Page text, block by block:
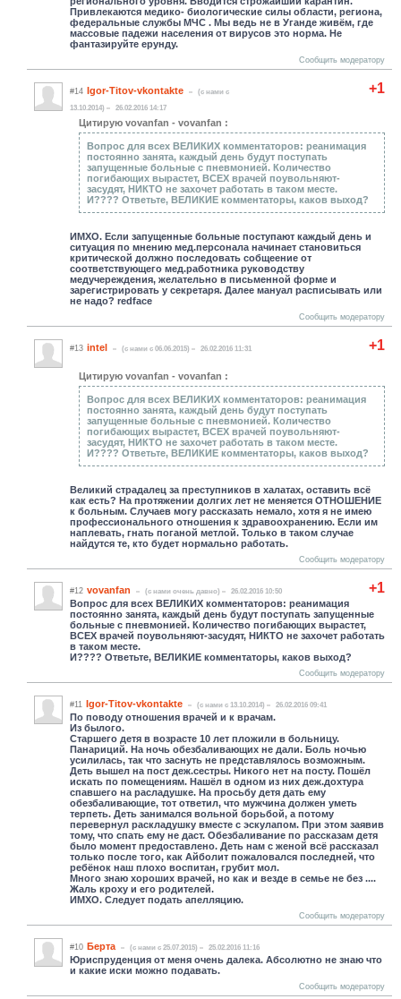
Привлекаются медико- биологические силы области, региона,
федеральные службы МЧС . Мы ведь не в Уганде живём, где
массовые падежи населения от вирусов это норма. Не
фантазируйте ерунду.
Сообщить модератору
+1
#14 Igor-Titov-vkontakte
(c нами с
13.10.2014)
26.02.2016 14:17
Цитирую vovanfan - vovanfan :
Вопрос для всех ВЕЛИКИХ комментаторов: реанимация
постоянно занята, каждый день будут поступать
запущенные больные с пневмонией. Количество
погибающих вырастет, ВСЕХ врачей поувольняют-
засудят, НИКТО не захочет работать в таком месте.
И???? Ответьте, ВЕЛИКИЕ комментаторы, каков выход?
ИМХО. Если запущенные больные поступают каждый день и
ситуация по мнению мед.персонала начинает становиться
критической должно последовать собщеение от
соответствующего мед.работника руководству
медучереждения, желательно в письменной форме и
зарегистрировать у секретаря. Далее мануал расписывать или
не надо? redface
Сообщить модератору
+1
#13 intel (c нами с 06.06.2015) 26.02.2016 11:31
Цитирую vovanfan - vovanfan :
Вопрос для всех ВЕЛИКИХ комментаторов: реанимация
постоянно занята, каждый день будут поступать
запущенные больные с пневмонией. Количество
погибающих вырастет, ВСЕХ врачей поувольняют-
засудят, НИКТО не захочет работать в таком месте.
И???? Ответьте, ВЕЛИКИЕ комментаторы, каков выход?
Великий страдалец за преступников в халатах, оставить всё
как есть? На протяжении долгих лет не меняется ОТНОШЕНИЕ
к больным. Случаев могу рассказать немало, хотя я не имею
профессионального отношения к здравоохранению. Если им
наплевать, гнать поганой метлой. Только в таком случае
найдутся те, кто будет нормально работать.
Сообщить модератору
+1
#12 vovanfan (c нами очень давно) 26.02.2016 10:50
Вопрос для всех ВЕЛИКИХ комментаторов: реанимация
постоянно занята, каждый день будут поступать запущенные
больные с пневмонией. Количество погибающих вырастет,
ВСЕХ врачей поувольняют-засудят, НИКТО не захочет работать
в таком месте.
И???? Ответьте, ВЕЛИКИЕ комментаторы, каков выход?
Сообщить модератору
#11 Igor-Titov-vkontakte (c нами с 13.10.2014) 26.02.2016 09:41
По поводу отношения врачей и к врачам.
Из былого.
Старшего детя в возрасте 10 лет пложили в больницу.
Панариций. На ночь обезбаливающих не дали. Боль ночью
усилилась, так что заснуть не представлялось возможным.
Деть вышел на пост деж.сестры. Никого нет на посту. Пошёл
искать по помещениям. Нашёл в одном из них деж.дохтура
спавшего на расладушке. На просьбу детя дать ему
обезбаливающие, тот ответил, что мужчина должен уметь
терпеть. Деть занимался вольной борьбой, а потому
перевернул раскладушку вместе с эскулапом. При этом заявив
тому, что спать ему не даст. Обезбаливание по рассказам детя
было момент предоставлено. Деть нам с женой всё рассказал
только после того, как Айболит пожаловался последней, что
ребёнок наш плохо воспитан, грубит мол.
Много знаю хороших врачей, но как и везде в семье не без ....
Жаль кроху и его родителей.
ИМХО. Следует подать апелляцию.
Сообщить модератору
#10 Берта (c нами с 25.07.2015) 25.02.2016 11:16
Юриспруденция от меня очень далека. Абсолютно не знаю что
и какие иски можно подавать.
Сообщить модератору